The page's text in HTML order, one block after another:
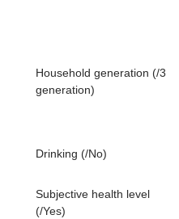
Household generation (/3
generation)
Drinking (/No)
Subjective health level
(/Yes)